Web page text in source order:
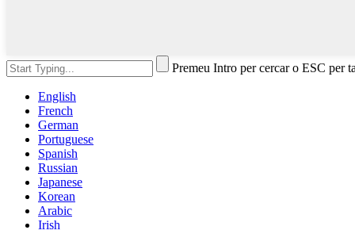
Premeu Intro per cercar o ESC per
English
French
German
Portuguese
Spanish
Russian
Japanese
Korean
Arabic
Irish